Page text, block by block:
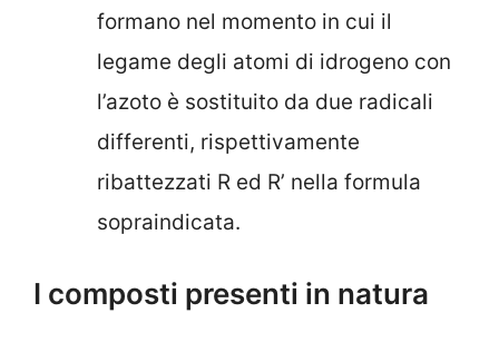
formano nel momento in cui il
legame degli atomi di idrogeno con
l’azoto è sostituito da due radicali
differenti, rispettivamente
ribattezzati R ed R’ nella formula
sopraindicata.
I composti presenti in natura